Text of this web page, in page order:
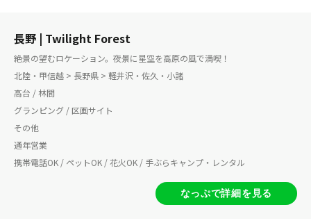
長野 | Twilight Forest
絶景の望むロケーション。夜景に星空を高原の風で満喫！
北陸・甲信越 > 長野県 > 軽井沢・佐久・小諸
高台 / 林間
グランピング / 区画サイト
その他
通年営業
携帯電話OK / ペットOK / 花火OK / 手ぶらキャンプ・レンタル
なっぷで詳細を見る